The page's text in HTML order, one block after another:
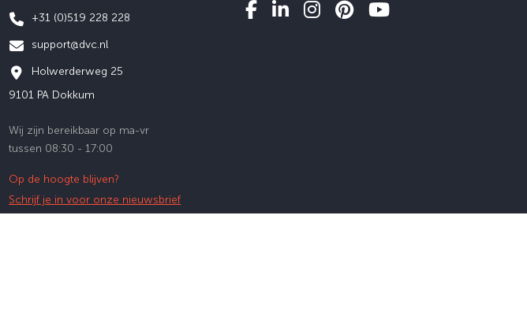
+31 (0)519 228 228
support@dvc.nl
Holwerderweg 25
9101 PA Dokkum
Wij zijn bereikbaar op ma-vr
tussen 08:30 - 17:00
Op de hoogte blijven?
Schrijf je in voor onze nieuwsbrief